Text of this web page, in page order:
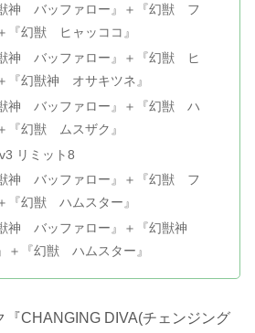
神 バッファロー』＋『幻獣 フ
『幻獣 ヒャッココ』
神 バッファロー』＋『幻獣 ヒ
『幻獣神 オサキツネ』
神 バッファロー』＋『幻獣 ハ
『幻獣 ムスザク』
リミット8
神 バッファロー』＋『幻獣 フ
『幻獣 ハムスター』
神 バッファロー』＋『幻獣神
＋『幻獣 ハムスター』
『CHANGING DIVA(チェンジング